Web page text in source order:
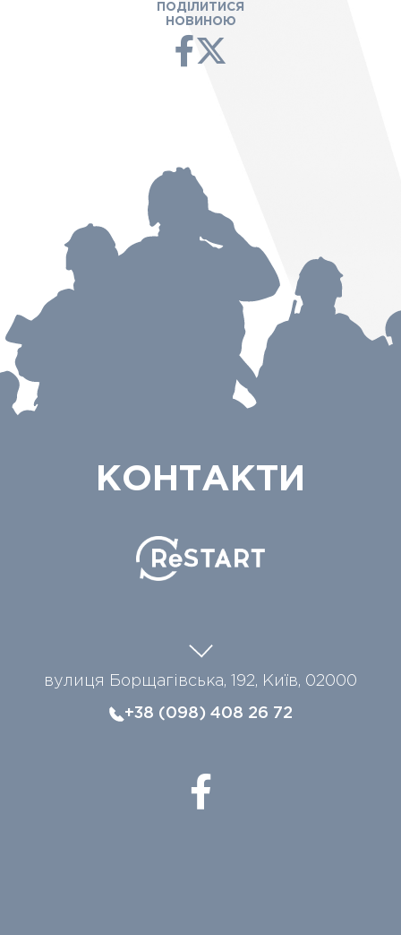
ПОДІЛИТИСЯ
НОВИНОЮ
КОНТАКТИ
вулиця Борщагівська, 192, Київ, 02000
+38 (098) 408 26 72